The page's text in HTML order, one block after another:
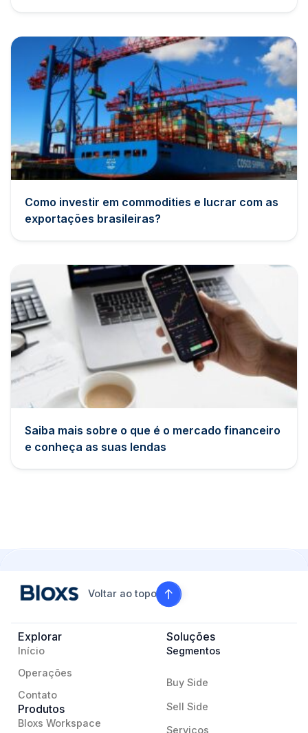
Como investir em commodities e lucrar com as
exportações brasileiras?
Saiba mais sobre o que é o mercado financeiro
e conheça as suas lendas
Voltar ao topo
Explorar
Início
Operações
Contato
Produtos
Bloxs Workspace
Soluções
Segmentos
Buy Side
Sell Side
Serviços